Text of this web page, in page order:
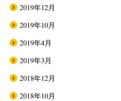
2019年12月
2019年10月
2019年4月
2019年3月
2018年12月
2018年10月